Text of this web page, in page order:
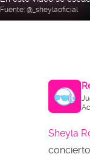
Fuente: @_sheylaoficial
Sheyla